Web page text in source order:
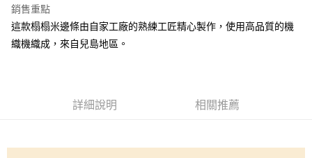
4.訂單成立30分鐘內，如未前往確認交易或遇審核未通過，訂單將自動取
法說明評估內容。
【繳款方式說明】
１．簡單：不需註冊會員、不需綁卡、不需儲值。
２．便利：只要手機號碼，簡訊認證，即可結帳。
２．訂單成立數日內，您將收到繳費通知簡訊。
３．收到繳費通知簡訊後14天內，點擊此簡訊中的連結，可透過四大超商／
購買商品的店家。未經商家同意取消之訂單仍視為有效，需透過AFTEE先享
全家取貨付款
每筆NT$65，滿NT$1,500(含以上)免運費
每筆NT$150，滿NT$1,500(含以上)免運費
銷售重點
這款榻榻米邊條由自家工廠的熟練工匠精心製作，使用高品質的機
織機織成，來自兒島地區。
詳細說明 相關推薦